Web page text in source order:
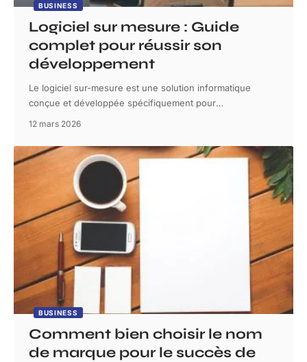
BUSINESS
Logiciel sur mesure : Guide
complet pour réussir son
développement
Le logiciel sur-mesure est une solution informatique
conçue et développée spécifiquement pour…
12 mars 2026
BUSINESS
Comment bien choisir le nom
de marque pour le succès de